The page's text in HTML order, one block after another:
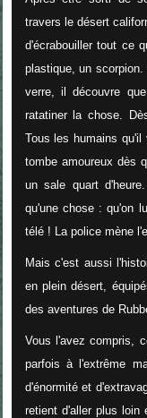
travers le désert
d'écrabouiller tout ce
plastique, un
verre, il découvre
ratatiner la chose.
Tous les humains qu'il
tombe amoureux dès
un sale quart
qu'une chose : qu'on
télé ! La police mène
Mais c'est aussi
en plein désert,
des aventures de
Vous l'avez compris,
parfois à l'extrême
d'énormité et
retient d'aller plus loin